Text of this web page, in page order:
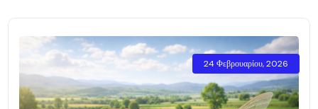
24 Φεβρουαρίου, 2026